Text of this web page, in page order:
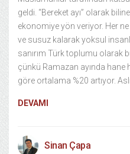
geldi. “Bereket ayı” olarak
ekonomiye yön veriyor. Her
ve susuz kalarak yoksul
sanırım Türk toplumu olarak
çünkü Ramazan ayında hane
göre ortalama %20 artıyor.
DEVAMI
Sinan Çapa